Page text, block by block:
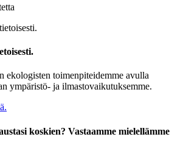
ekologisten toimenpiteidemme avulla
ympäristö- ja ilmastovaikutuksemme.
koskien? Vastaamme mielellämme